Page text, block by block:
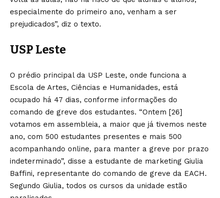
especialmente do primeiro ano, venham a ser
prejudicados”, diz o texto.
USP Leste
O prédio principal da USP Leste, onde funciona a
Escola de Artes, Ciências e Humanidades, está
ocupado há 47 dias, conforme informações do
comando de greve dos estudantes. “Ontem [26]
votamos em assembleia, a maior que já tivemos neste
ano, com 500 estudantes presentes e mais 500
acompanhando online, para manter a greve por prazo
indeterminado”, disse a estudante de marketing Giulia
Baffini, representante do comando de greve da EACH.
Segundo Giulia, todos os cursos da unidade estão